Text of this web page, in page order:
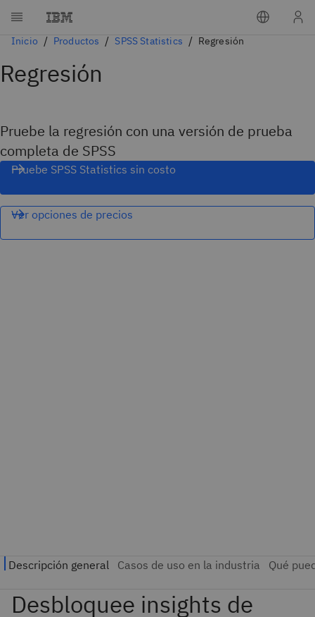
Inicio Productos SPSS Statistics Regresión
Regresión
Pruebe la regresión con una versión de prueba
completa de SPSS
Pruebe SPSS Statistics sin costo
Ver opciones de precios